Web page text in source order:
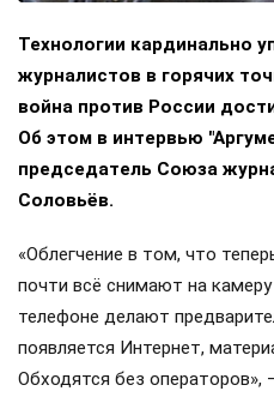
Технологии кардинально
журналистов в горячих
война против России
Об этом в интервью
председатель Союза
Соловьёв.
«Облегчение в том, что
почти всё снимают на
телефоне делают
появляется Интернет,
Обходятся без операторов»,